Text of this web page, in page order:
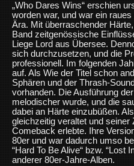
„Who Dares Wins“ erschien
worden war, und war ein
Ära. Mit überraschender
Band zeitgenössische
Liege Lord aus Übersee.
sich durchzusetzen, und die
professionell. Im folgenden
auf. Als Wie der Titel schon
Sphären und der Thrash-
vorhanden. Die Ausführung
melodischer wurde, und die
dabei an Härte einzubüßen.
gleichzeitig veraltet und
Comeback erlebte. Ihre
80er und war dadurch umso
“Hard To Be Alive“ bzw.
anderer 80er-Jahre-Alben.